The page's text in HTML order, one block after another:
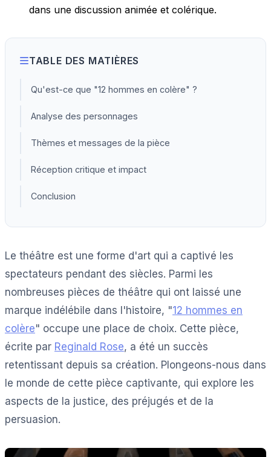
dans une discussion animée et colérique.
TABLE DES MATIÈRES
Qu'est-ce que "12 hommes en colère" ?
Analyse des personnages
Thèmes et messages de la pièce
Réception critique et impact
Conclusion
Le théâtre est une forme d'art qui a captivé les
spectateurs pendant des siècles. Parmi les
nombreuses pièces de théâtre qui ont laissé une
marque indélébile dans l'histoire, "12 hommes en
colère" occupe une place de choix. Cette pièce,
écrite par Reginald Rose, a été un succès
retentissant depuis sa création. Plongeons-nous dans
le monde de cette pièce captivante, qui explore les
aspects de la justice, des préjugés et de la
persuasion.